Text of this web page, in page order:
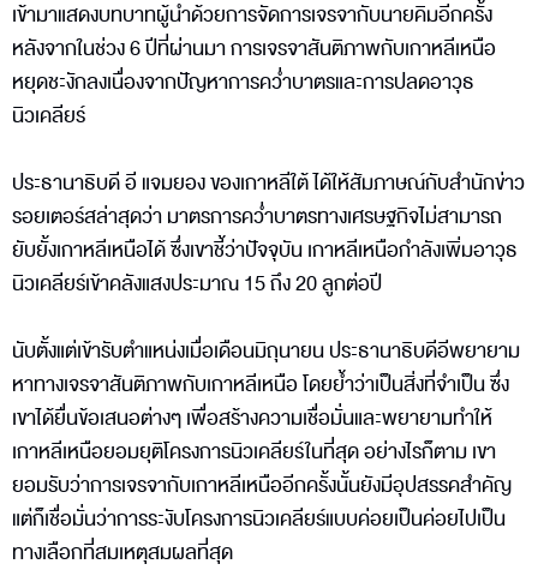
เข้ามาแสดงบทบาทผู้นำด้วยการจัดการเจรจากับนายคิมอีกครั้ง
หลังจากในช่วง 6 ปีที่ผ่านมา การเจรจาสันติภาพกับเกาหลีเหนือ
หยุดชะงักลงเนื่องจากปัญหาการคว่ำบาตรและการปลดอาวุธ
นิวเคลียร์
ประธานาธิบดี อี แจมยอง ของเกาหลีใต้ ได้ให้สัมภาษณ์กับสำนักข่าว
รอยเตอร์สล่าสุดว่า มาตรการคว่ำบาตรทางเศรษฐกิจไม่สามารถ
ยับยั้งเกาหลีเหนือได้ ซึ่งเขาชี้ว่าปัจจุบัน เกาหลีเหนือกำลังเพิ่มอาวุธ
นิวเคลียร์เข้าคลังแสงประมาณ 15 ถึง 20 ลูกต่อปี
นับตั้งแต่เข้ารับตำแหน่งเมื่อเดือนมิถุนายน ประธานาธิบดีอีพยายาม
หาทางเจรจาสันติภาพกับเกาหลีเหนือ โดยย้ำว่าเป็นสิ่งที่จำเป็น ซึ่ง
เขาได้ยื่นข้อเสนอต่างๆ เพื่อสร้างความเชื่อมั่นและพยายามทำให้
เกาหลีเหนือยอมยุติโครงการนิวเคลียร์ในที่สุด อย่างไรก็ตาม เขา
ยอมรับว่าการเจรจากับเกาหลีเหนืออีกครั้งนั้นยังมีอุปสรรคสำคัญ
แต่ก็เชื่อมั่นว่าการระงับโครงการนิวเคลียร์แบบค่อยเป็นค่อยไปเป็น
ทางเลือกที่สมเหตุสมผลที่สุด